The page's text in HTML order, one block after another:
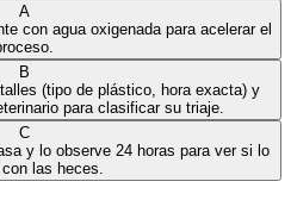
A
con agua oxigenada para acelerar el
B
(tipo de plástico, hora exacta) y
para clasificar su triaje.
C
y lo observe 24 horas para ver si lo
las heces.